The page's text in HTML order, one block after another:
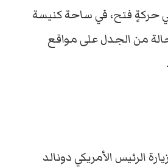
حركةٍ فتح، في ساحة كنيسة
من الجدل على مواقع
الرئيس الأمريكي دونالد